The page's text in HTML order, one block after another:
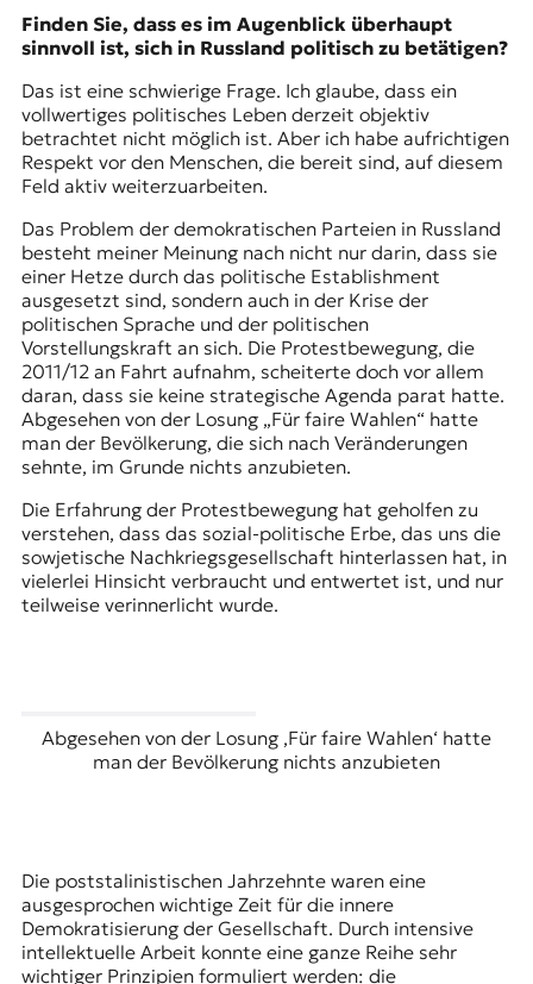
Finden Sie, dass es im Augenblick überhaupt
sinnvoll ist, sich in Russland politisch zu betätigen?
Das ist eine schwierige Frage. Ich glaube, dass ein
vollwertiges politisches Leben derzeit objektiv
betrachtet nicht möglich ist. Aber ich habe aufrichtigen
Respekt vor den Menschen, die bereit sind, auf diesem
Feld aktiv weiterzuarbeiten.
Das Problem der demokratischen Parteien in Russland
besteht meiner Meinung nach nicht nur darin, dass sie
einer Hetze durch das politische Establishment
ausgesetzt sind, sondern auch in der Krise der
politischen Sprache und der politischen
Vorstellungskraft an sich. Die Protestbewegung, die
2011/12 an Fahrt aufnahm, scheiterte doch vor allem
daran, dass sie keine strategische Agenda parat hatte.
Abgesehen von der Losung „Für faire Wahlen“ hatte
man der Bevölkerung, die sich nach Veränderungen
sehnte, im Grunde nichts anzubieten.
Die Erfahrung der Protestbewegung hat geholfen zu
verstehen, dass das sozial-politische Erbe, das uns die
sowjetische Nachkriegsgesellschaft hinterlassen hat, in
vielerlei Hinsicht verbraucht und entwertet ist, und nur
teilweise verinnerlicht wurde.
Abgesehen von der Losung ‚Für faire Wahlen‘ hatte
man der Bevölkerung nichts anzubieten
Die poststalinistischen Jahrzehnte waren eine
ausgesprochen wichtige Zeit für die innere
Demokratisierung der Gesellschaft. Durch intensive
intellektuelle Arbeit konnte eine ganze Reihe sehr
wichtiger Prinzipien formuliert werden: die